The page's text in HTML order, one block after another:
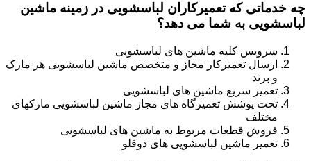
چه خدماتی که تعمیرکاران لباسشویی در زمینه ماشین
لباسشویی به شما می دهد؟
سرویس کلیه ماشین های لباسشویی
ارسال تعمیرکار مجاز و متخصص ماشین لباسشویی هر مارک
و برند
تعمیر سریع ماشین های لباسشویی
تحت پوشش تعمیرگاه های مجاز ماشین لباسشویی مارکهای
مختلف
فروش قطعات مربوط به ماشین های لباسشویی
تعمیر ماشین لباسشویی های دوقلو